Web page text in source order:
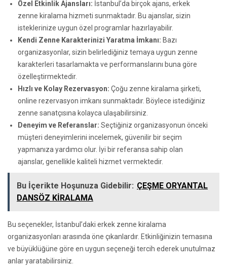
Özel Etkinlik Ajansları: İstanbul’da birçok ajans, erkek
zenne kiralama hizmeti sunmaktadır. Bu ajanslar, sizin
isteklerinize uygun özel programlar hazırlayabilir.
Kendi Zenne Karakterinizi Yaratma İmkanı: Bazı
organizasyonlar, sizin belirlediğiniz temaya uygun zenne
karakterleri tasarlamakta ve performanslarını buna göre
özelleştirmektedir.
Hızlı ve Kolay Rezervasyon: Çoğu zenne kiralama şirketi,
online rezervasyon imkanı sunmaktadır. Böylece istediğiniz
zenne sanatçısına kolayca ulaşabilirsiniz.
Deneyim ve Referanslar: Seçtiğiniz organizasyonun önceki
müşteri deneyimlerini incelemek, güvenilir bir seçim
yapmanıza yardımcı olur. İyi bir referansa sahip olan
ajanslar, genellikle kaliteli hizmet vermektedir.
Bu İçerikte Hoşunuza Gidebilir: ÇEŞME ORYANTAL
DANSÖZ KİRALAMA
Bu seçenekler, İstanbul’daki erkek zenne kiralama
organizasyonları arasında öne çıkanlardır. Etkinliğinizin temasına
ve büyüklüğüne göre en uygun seçeneği tercih ederek unutulmaz
anlar yaratabilirsiniz.